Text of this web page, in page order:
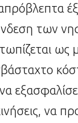
των
ως
να